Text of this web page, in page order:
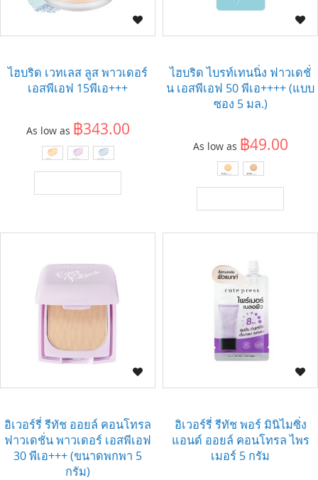
ไฮบริด เวทเลส ลูส พาวเดอร์
เอสพีเอฟ 15พีเอ+++
As low as ฿343.00
ไฮบริด ไบรท์เทนนิ่ง ฟาวเดชั่
น เอสพีเอฟ 50 พีเอ++++ (แบบ
ซอง 5 มล.)
As low as ฿49.00
อิเวอร์รี่ รีทัช ออยล์ คอนโทรล
ฟาวเดชั่น พาวเดอร์ เอสพีเอฟ
30 พีเอ+++ (ขนาดพกพา 5
กรัม)
อิเวอร์รี่ รีทัช พอร์ มินิไมซิ่ง
แอนด์ ออยล์ คอนโทรล ไพร
เมอร์ 5 กรัม